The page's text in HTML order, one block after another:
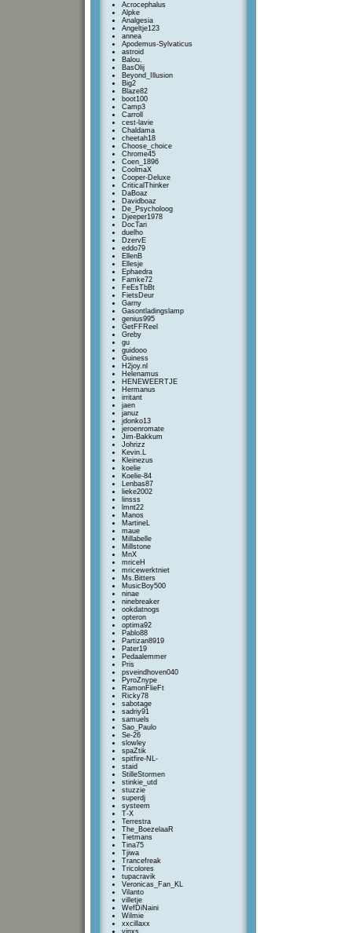
Acrocephalus
Alpke
Analgesia
Angeltje123
annea
Apodemus-Sylvaticus
astroid
Balou.
BasOlij
Beyond_Illusion
Big2
Blaze82
boot100
Camp3
Carroll
cest-lavie
Chaldama
cheetah18
Choose_choice
Chrome45
Coen_1896
CoolmaX
Cooper-Deluxe
CriticalThinker
DaBoaz
Davidboaz
De_Psycholoog
Djeeper1978
DocTari
duelho
DzervE
eddo79
EllenB
Ellesje
Ephaedra
Famke72
FeEsTbBt
FietsDeur
Garny
Gasontladingslamp
genius995
GetFFReel
Greby
gu
guidooo
Guiness
H2joy.nl
Helenamus
HENEWEERTJE
Hermanus
irritant
jaen
januz
jdonko13
jeroenromate
Jim-Bakkum
Johrizz
Kevin.L
Kleinezus
koelie
Koelie-84
Lenbas87
lieke2002
linsss
lmnt22
Manos
MartineL
maue
Millabelle
Millstone
MnX
mriceH
mricewerktniet
Ms.Bitters
MusicBoy500
ninae
ninebreaker
ookdatnogs
opteron
optima92
Pablo88
Partizan8919
Pater19
Pedaalemmer
Pris
psveindhoven040
PyroZnype
RamonFlieFt
Ricky78
sabotage
sadriy91
samuels
Sao_Paulo
Se-26
slowley
spaZtik
spitfire-NL-
staid
StilleStormen
stinkie_utd
stuzzie
superdj
systeem
T-X
Terrestra
The_BoezelaaR
Tietmans
Tina75
Tjiwa
Trancefreak
Tricolores
tupacravik
Veronicas_Fan_KL
Vilanto
villetje
WefDiNaini
Wilmie
xxcillaxx
yinxs